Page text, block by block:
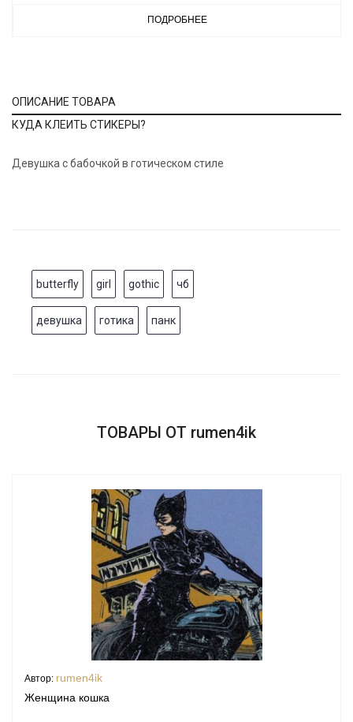
ПОДРОБНЕЕ
ОПИСАНИЕ ТОВАРА
КУДА КЛЕИТЬ СТИКЕРЫ?
Девушка с бабочкой в готическом стиле
butterfly girl gothic чб
девушка готика панк
ТОВАРЫ ОТ rumen4ik
Автор: rumen4ik
Женщина кошка